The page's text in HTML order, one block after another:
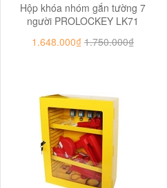
Hộp khóa nhóm gắn tường 7
người PROLOCKEY LK71
1.648.000₫ 1.750.000₫